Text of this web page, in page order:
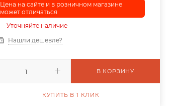
Цена на сайте и в розничном магазине
может отличаться
Уточняйте наличие
Нашли дешевле?
В КОРЗИНУ
КУПИТЬ В 1 КЛИК